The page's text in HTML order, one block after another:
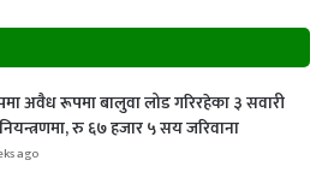
अवैध रूपमा बालुवा लोड गरिरहेका ३ सवारी
रु ६७ हजार ५ सय जरिवाना
ago